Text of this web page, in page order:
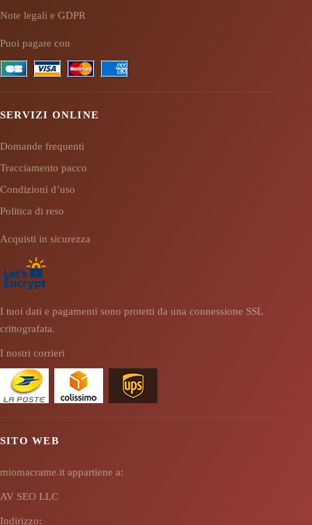
Note legali e GDPR
Puoi pagare con
SERVIZI ONLINE
Domande frequenti
Tracciamento pacco
Condizioni d’uso
Politica di reso
Acquisti in sicurezza
I tuoi dati e pagamenti sono protetti da una connessione SSL
crittografata.
I nostri corrieri
SITO WEB
miomacrame.it appartiene a:
AV SEO LLC
Indirizzo: